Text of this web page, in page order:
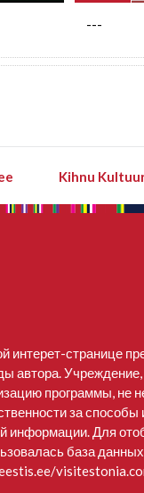
---
Kihnu
интерет-странице
автора.
программы, не
за способы
информации. Для
база данных